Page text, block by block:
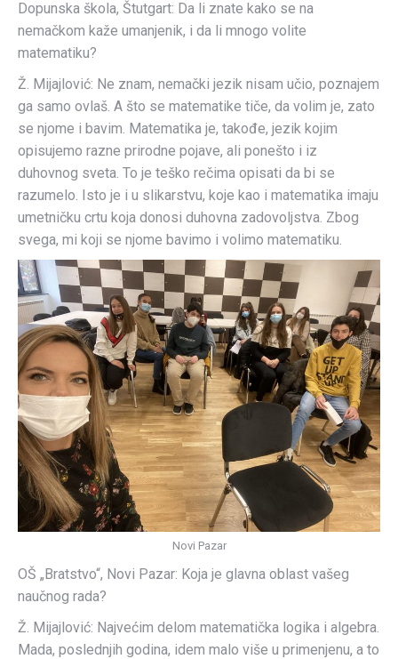
Dopunska škola, Štutgart: Da li znate kako se na
nemačkom kaže umanjenik, i da li mnogo volite
matematiku?
Ž. Mijajlović: Ne znam, nemački jezik nisam učio, poznajem
ga samo ovlaš. A što se matematike tiče, da volim je, zato
se njome i bavim. Matematika je, takođe, jezik kojim
opisujemo razne prirodne pojave, ali ponešto i iz
duhovnog sveta. To je teško rečima opisati da bi se
razumelo. Isto je i u slikarstvu, koje kao i matematika imaju
umetničku crtu koja donosi duhovna zadovoljstva. Zbog
svega, mi koji se njome bavimo i volimo matematiku.
Novi Pazar
OŠ „Bratstvo“, Novi Pazar: Koja je glavna oblast vašeg
naučnog rada?
Ž. Mijajlović: Najvećim delom matematička logika i algebra.
Mada, poslednjih godina, idem malo više u primenjenu, a to